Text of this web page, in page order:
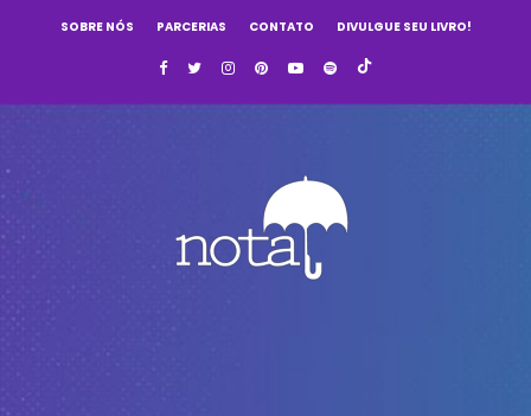
SOBRE NÓS PARCERIAS CONTATO DIVULGUE SEU LIVRO!